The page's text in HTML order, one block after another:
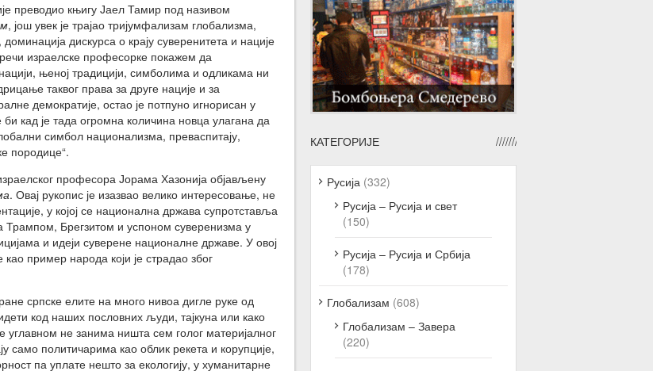
преводио књигу Јаел Тамир под називом
, још увек је трајао тријумфализам глобализма,
доминација дискурса о крају суверенитета и нације
израелске професорке покажем да
њеној традицији, симболима и одликама ни
таквог права за друге нације и за
демократије, остао је потпуно игнорисан у
би кад је тада огромна количина новца улагана да
симбол национализма, преваспитају,
породице“.
професора Јорама Хазонија објављену
. Овај рукопис је изазвао велико интересовање, не
у којој се национална држава супротставља
Трампом, Брегзитом и успоном суверенизма у
и идеји суверене националне државе. У овој
пример народа који је страдао због
српске елите на много нивоа дигле руке од
код наших пословних људи, тајкуна или како
углавном не занима ништа сем голог материјалног
само политичарима као облик рекета и корупције,
па уплате нешто за екологију, у хуманитарне
КАТЕГОРИЈЕ
Русија (332)
Русија – Русија и свет
(150)
Русија – Русија и Србија
(178)
Глобализам (608)
Глобализам – Завера
(220)